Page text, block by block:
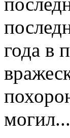
года в
могил...